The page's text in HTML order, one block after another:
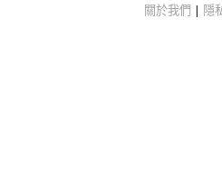
關於我們 | 隱